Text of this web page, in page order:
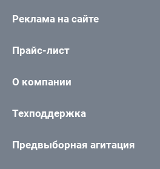
Реклама на сайте
Прайс-лист
О компании
Техподдержка
Предвыборная агитация